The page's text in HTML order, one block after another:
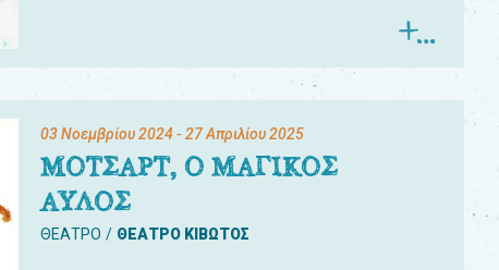
03 Νοεμβρίου 2024- 27 Απριλίου 2025
ΜΟΤΣΑΡΤ, Ο ΜΑΓΙΚΟΣ
ΑΥΛΟΣ
ΘΕΑΤΡΟ ΘΕΑΤΡΟ ΚΙΒΩΤΟΣ